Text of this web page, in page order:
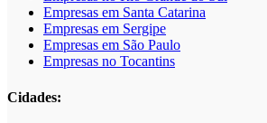
Empresas em Santa Catarina
Empresas em Sergipe
Empresas em São Paulo
Empresas no Tocantins
Cidades: